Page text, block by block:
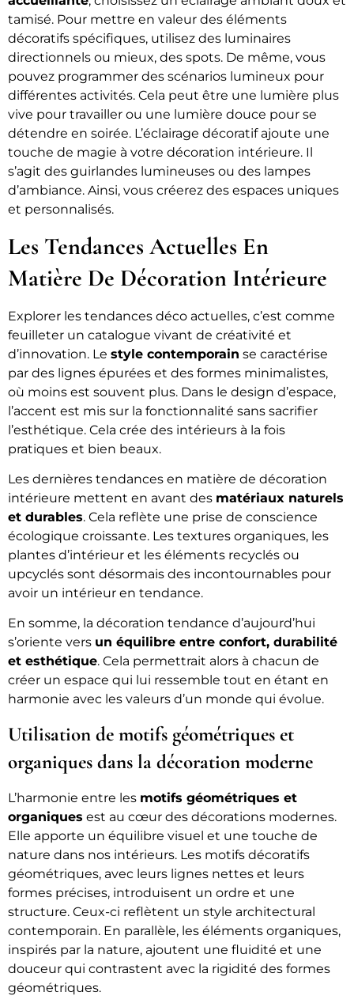
tamisé. Pour mettre en valeur des éléments
décoratifs spécifiques, utilisez des luminaires
directionnels ou mieux, des spots. De même, vous
pouvez programmer des scénarios lumineux pour
différentes activités. Cela peut être une lumière plus
vive pour travailler ou une lumière douce pour se
détendre en soirée. L’éclairage décoratif ajoute une
touche de magie à votre décoration intérieure. Il
s’agit des guirlandes lumineuses ou des lampes
d’ambiance. Ainsi, vous créerez des espaces uniques
et personnalisés.
Les Tendances Actuelles En
Matière De Décoration Intérieure
Explorer les tendances déco actuelles, c’est comme
feuilleter un catalogue vivant de créativité et
d’innovation. Le style contemporain se caractérise
par des lignes épurées et des formes minimalistes,
où moins est souvent plus. Dans le design d’espace,
l’accent est mis sur la fonctionnalité sans sacrifier
l’esthétique. Cela crée des intérieurs à la fois
pratiques et bien beaux.
Les dernières tendances en matière de décoration
intérieure mettent en avant des matériaux naturels
et durables. Cela reflète une prise de conscience
écologique croissante. Les textures organiques, les
plantes d’intérieur et les éléments recyclés ou
upcyclés sont désormais des incontournables pour
avoir un intérieur en tendance.
En somme, la décoration tendance d’aujourd’hui
s’oriente vers un équilibre entre confort, durabilité
et esthétique. Cela permettrait alors à chacun de
créer un espace qui lui ressemble tout en étant en
harmonie avec les valeurs d’un monde qui évolue.
Utilisation de motifs géométriques et
organiques dans la décoration moderne
L’harmonie entre les motifs géométriques et
organiques est au cœur des décorations modernes.
Elle apporte un équilibre visuel et une touche de
nature dans nos intérieurs. Les motifs décoratifs
géométriques, avec leurs lignes nettes et leurs
formes précises, introduisent un ordre et une
structure. Ceux-ci reflètent un style architectural
contemporain. En parallèle, les éléments organiques,
inspirés par la nature, ajoutent une fluidité et une
douceur qui contrastent avec la rigidité des formes
géométriques.